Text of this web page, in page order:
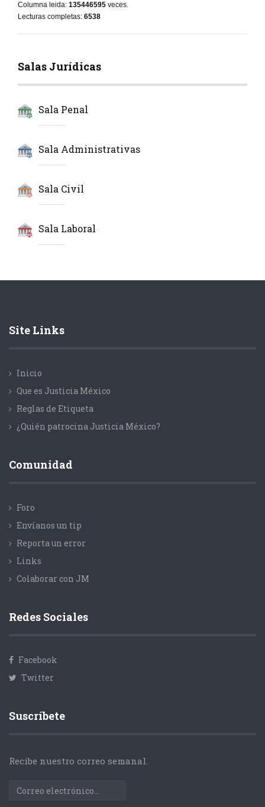
Columna leida: 135446595 veces.
Lecturas completas: 6538
Salas Jurídicas
Sala Penal
Sala Administrativas
Sala Civil
Sala Laboral
Site Links
Inicio
Que es Justicia México
Reglas de Etiqueta
¿Quién patrocina Justicia México?
Comunidad
Foro
Envíanos un tip
Reporta un error
Links
Colaborar con JM
Redes Sociales
Facebook
Twitter
Suscríbete
Recibe nuestro correo semanal.